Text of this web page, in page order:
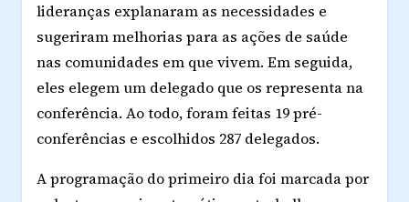
lideranças explanaram as necessidades e
sugeriram melhorias para as ações de saúde
nas comunidades em que vivem. Em seguida,
eles elegem um delegado que os representa na
conferência. Ao todo, foram feitas 19 pré-
conferências e escolhidos 287 delegados.
A programação do primeiro dia foi marcada por